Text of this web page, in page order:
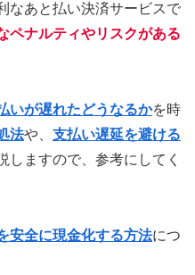
なあと払い決済サービスで
ペナルティやリスクがある
いが遅れたどうなるかを時
法や、 支払い遅延を避ける
しますので、参考にしてく
安全に現金化する方法につ